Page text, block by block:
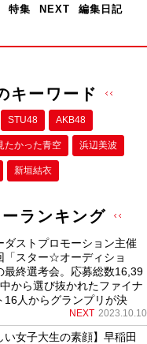
特集 NEXT 編集日記
キーワード
STU48 AKB48
たかった⻘空 浜辺美波
新垣結衣
ランキング
ダストプロモーション主催
「スター☆オーディショ
最終選考会。応募総数16,39
から選び抜かれたファイナ
16人からグランプリが決
NEXT 2023.10.10
い女子大生の素顔】早稲田